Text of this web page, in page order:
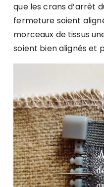
que les crans d’arrêt
fermeture soient
morceaux de tissus
soient bien alignés et